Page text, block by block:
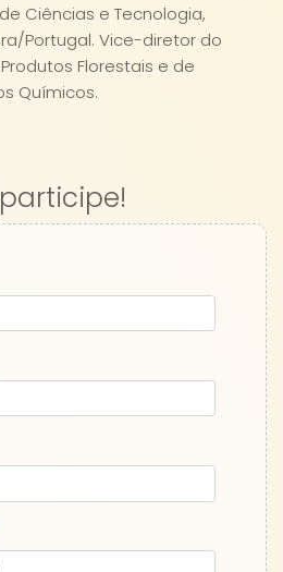
Ciências e Tecnologia,
Portugal. Vice-diretor do
Florestais e de
Químicos.